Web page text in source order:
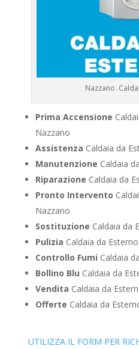
Nazzano
Prima Accensione
Nazzano
Assistenza Caldaia da
Manutenzione Caldaia
Riparazione Caldaia da
Pronto Intervento
Nazzano
Sostituzione Caldaia da
Pulizia Caldaia da
Controllo Fumi Caldaia
Bollino Blu Caldaia da
Vendita Caldaia da
Offerte Caldaia da
UTILIZZA IL FORM PER